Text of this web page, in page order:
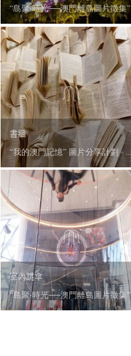
“島聚‧時光──澳門離島圖片徵集”
書牆
“我的澳門記憶” 圖片分享計劃 - 2026
室內跳傘
“島聚‧時光──澳門離島圖片徵集”